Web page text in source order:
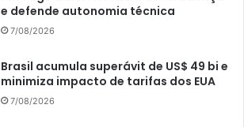
e defende autonomia técnica
7/08/2026
Brasil acumula superávit de US$ 49 bi e
minimiza impacto de tarifas dos EUA
7/08/2026